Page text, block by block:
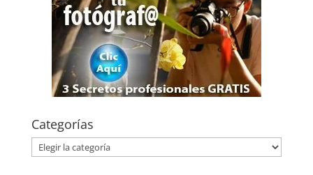
Categorías
Categorías